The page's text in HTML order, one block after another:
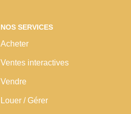
NOS SERVICES
Acheter
Ventes interactives
Vendre
Louer / Gérer